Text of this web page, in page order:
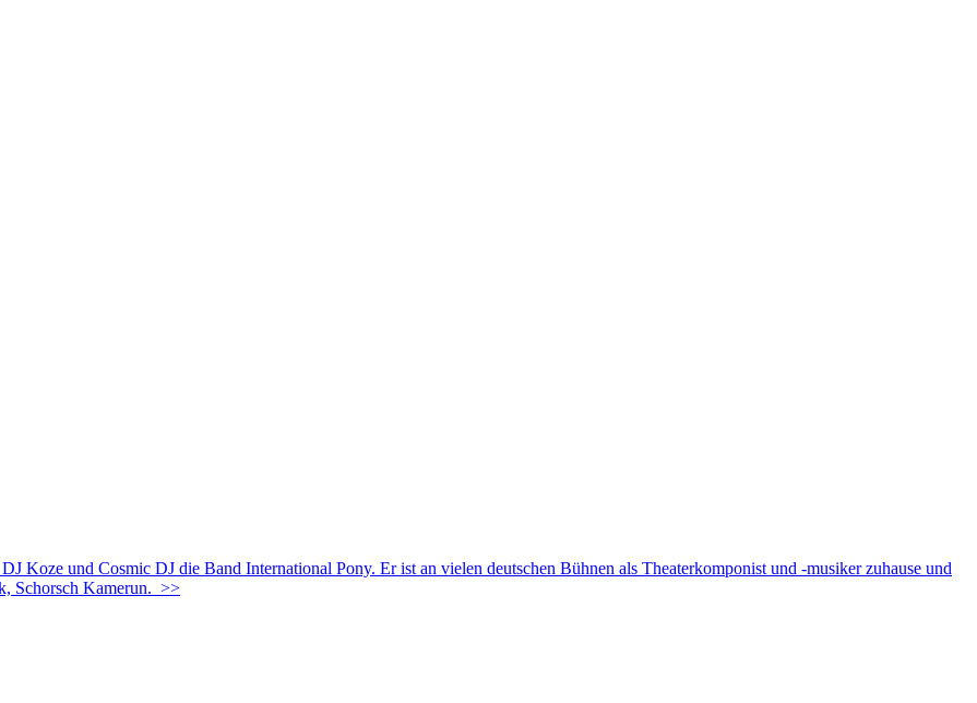
Koze und Cosmic DJ die Band International Pony. Er ist an vielen deutschen Bühnen als Theaterkomponist und -musiker zuhause und
Schorsch Kamerun. >>